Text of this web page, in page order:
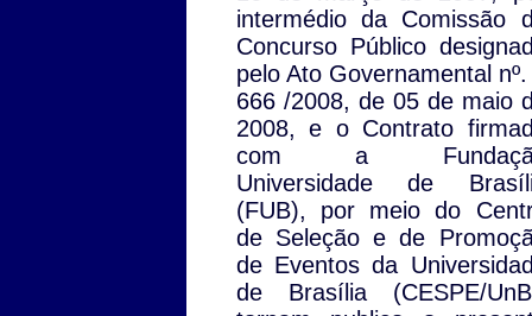
intermédio da Comissão
Concurso Público
pelo Ato Governamental nº.
666 /2008, de 05 de maio
2008, e o Contrato
com a
Universidade de
(FUB), por meio do
de Seleção e de
de Eventos da
de Brasília (CESPE/